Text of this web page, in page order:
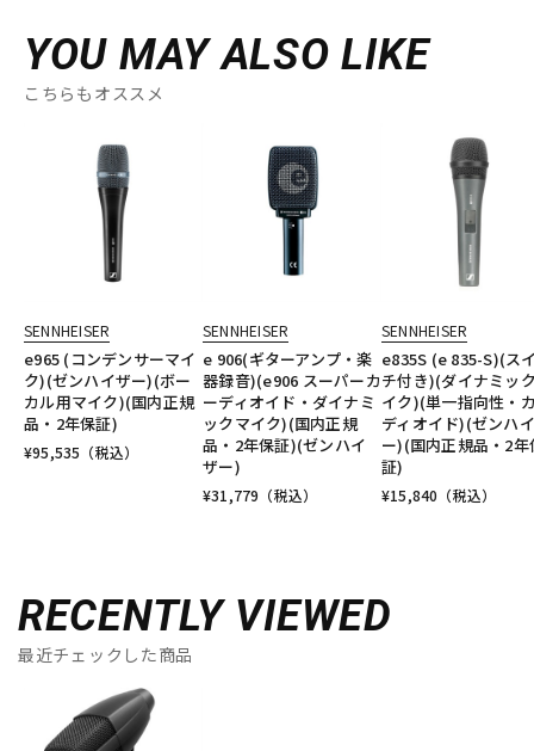
YOU MAY ALSO LIKE
こちらもオススメ
SENNHEISER
e965 (コンデンサーマイ
ク)(ゼンハイザー)(ボー
カル用マイク)(国内正規
品・2年保証)
¥95,535 （税込）
SENNHEISER
e 906(ギターアンプ・楽
器録音)(e906 スーパーカ
ーディオイド・ダイナミ
ックマイク)(国内正規
品・2年保証)(ゼンハイ
ザー)
¥31,779 （税込）
SENNHEISER
e835S (e 835-S)(ス
チ付き)(ダイナミッ
イク)(単一指向性・
ディオイド)(ゼンハ
ー)(国内正規品・2年
証)
¥15,840 （税込）
RECENTLY VIEWED
最近チェックした商品